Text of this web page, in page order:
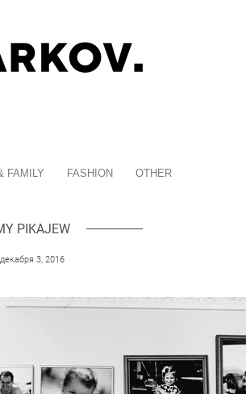
FAMILY FASHION OTHER
PIKAJEW
декабря 3, 2016